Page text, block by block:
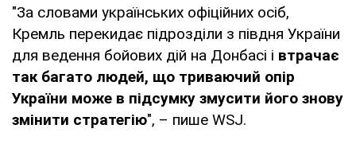
"За словами українських офіційних осіб,
Кремль перекидає підрозділи з півдня України
для ведення бойових дій на Донбасі і втрачає
так багато людей, що триваючий опір
України може в підсумку змусити його знову
змінити стратегію", – пише WSJ.